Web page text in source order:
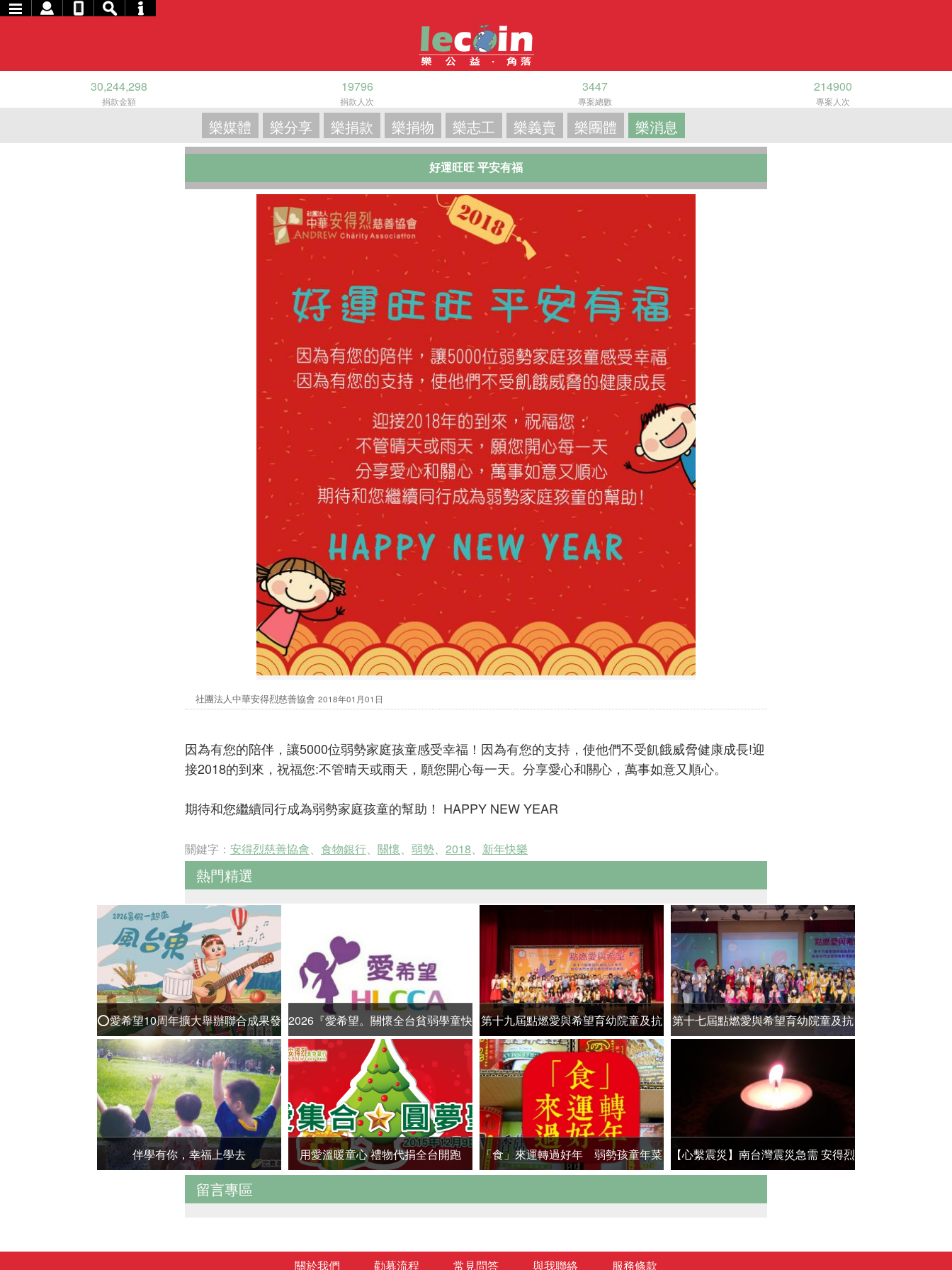
30,244,298
捐款金額
19796
捐款人次
3447
專案總數
214900
專案人次
樂媒體 樂分享 樂捐款 樂捐物 樂志工 樂義賣 樂團體 樂消息
好運旺旺 平安有福
社團法人中華安得烈慈善協會 2018年01月01日
因為有您的陪伴，讓5000位弱勢家庭孩童感受幸福！因為有您的支持，使他們不受飢餓威脅健康成長!迎
接2018的到來，祝福您:不管晴天或雨天，願您開心每一天。分享愛心和關心，萬事如意又順心。
期待和您繼續同行成為弱勢家庭孩童的幫助！ HAPPY NEW YEAR
關鍵字： 安得烈慈善協會、 食物銀行、 關懷、 弱勢、 2018、 新年快樂
熱門精選
⭕愛希望10周年擴大舉辦聯合成果發
表『2026暑假一起來風台東』
2026『愛希望。關懷全台貧弱學童快
樂成長專案』
第十九屆點燃愛與希望育幼院童及抗
癌小鬥士頒獎大會
第十七屆點燃愛與希望育幼院童及抗
癌小鬥士頒獎大會
伴學有你，幸福上學去 用愛溫暖童心 禮物代捐全台開跑 「食」來運轉過好年 弱勢孩童年菜 【心繫震災】南台灣震災急需 安得烈
留言專區
關於我們 勸募流程 常見問答 與我聯絡 服務條款